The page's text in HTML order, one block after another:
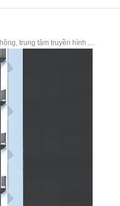
trung tâm truyền hình ....